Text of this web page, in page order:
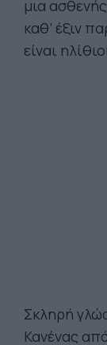
μια
καθ’ έξιν
είναι
Σκληρή
Κανένας